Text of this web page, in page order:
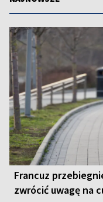
Francuz
zwrócić uwagę na